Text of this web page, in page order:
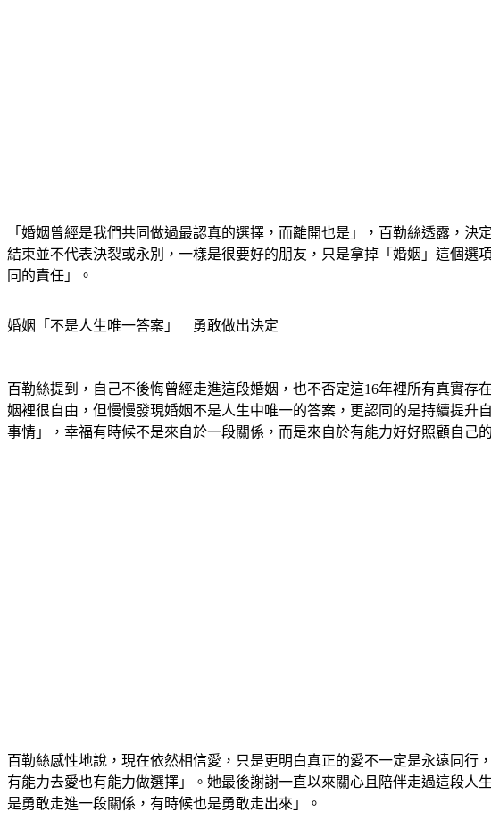
「婚姻曾經是我們共同做過最認真的選擇，而離開也是」，百勒絲透露，
結束並不代表決裂或永別，一樣是很要好的朋友，只是拿掉「婚姻」這個
同的責任」。
婚姻「不是人生唯一答案」　勇敢做出決定
百勒絲提到，自己不後悔曾經走進這段婚姻，也不否定這16年裡所有真實
姻裡很自由，但慢慢發現婚姻不是人生中唯一的答案，更認同的是持續提
事情」，幸福有時候不是來自於一段關係，而是來自於有能力好好照顧自己
百勒絲感性地說，現在依然相信愛，只是更明白真正的愛不一定是永遠同
有能力去愛也有能力做選擇」。她最後謝謝一直以來關心且陪伴走過這段
是勇敢走進一段關係，有時候也是勇敢走出來」。